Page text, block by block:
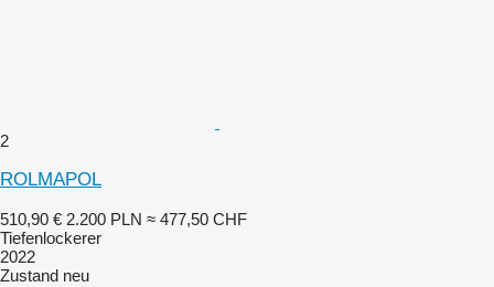
2
ROLMAPOL
510,90 € 2.200 PLN ≈ 477,50 CHF
Tiefenlockerer
2022
Zustand neu